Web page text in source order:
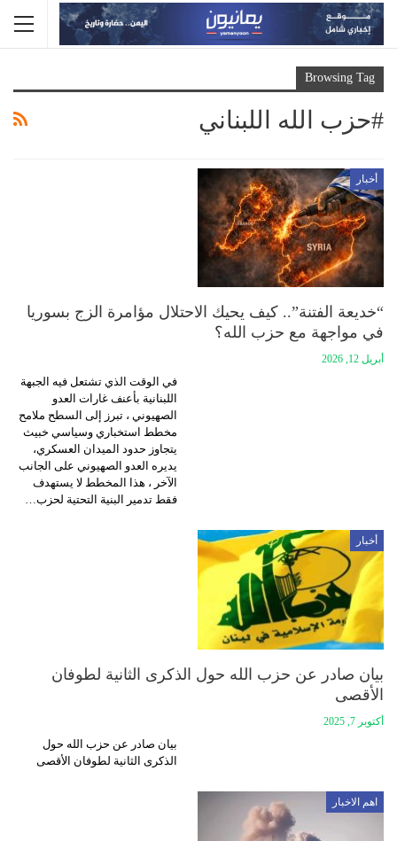
Browsing Tag
#حزب الله اللبناني
أخبار
“خديعة الفتنة”.. كيف يحيك الاحتلال مؤامرة الزج بسوريا
في مواجهة مع حزب الله؟
أبريل 12, 2026
في الوقت الذي تشتعل فيه الجبهة
اللبنانية بأعنف غارات العدو
الصهيوني ، تبرز إلى السطح ملامح
مخطط استخباري وسياسي خبيث
يتجاوز حدود الميدان العسكري،
يديره العدو الصهيوني على الجانب
الآخر ، هذا المخطط لا يستهدف
فقط تدمير البنية التحتية لحزب…
أخبار
بيان صادر عن حزب الله حول الذكرى الثانية لطوفان
الأقصى
أكتوبر 7, 2025
بيان صادر عن حزب الله حول
الذكرى الثانية لطوفان الأقصى
اهم الاخبار